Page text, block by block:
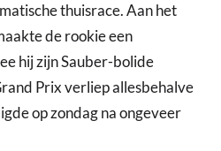
thuisrace. Aan het
de rookie een
hij zijn Sauber-bolide
Prix verliep allesbehalve
op zondag na ongeveer